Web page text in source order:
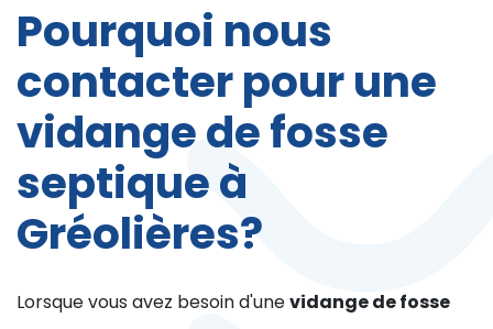
Pourquoi nous
contacter pour une
vidange de fosse
septique à
Gréolières?
Lorsque vous avez besoin d'unevidange de fosse